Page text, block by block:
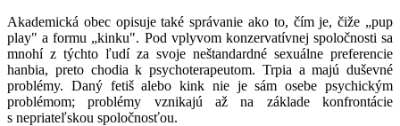
Akademická obec opisuje také správanie ako to, čím je, čiže „pup
play" a formu „kinku". Pod vplyvom konzervatívnej spoločnosti sa
mnohí z týchto ľudí za svoje neštandardné sexuálne preferencie
hanbia, preto chodia k psychoterapeutom. Trpia a majú duševné
problémy. Daný fetiš alebo kink nie je sám osebe psychickým
problémom; problémy vznikajú až na základe konfrontácie
s nepriateľskou spoločnosťou.